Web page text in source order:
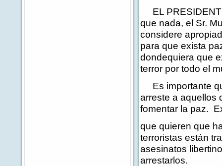
EL
que nada, el Sr.
considere
para que exista
dondequiera que
terror por todo el
Es importante
arreste a aquellos
fomentar la paz.
que quieren que
terroristas están
asesinatos
arrestarlos.